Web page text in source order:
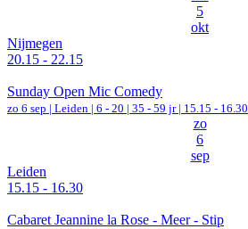
5
okt
Nijmegen
20.15 - 22.15
Sunday Open Mic Comedy
zo 6 sep | Leiden | 6 - 20 | 35 - 59 jr | 15.15 - 16.30
zo
6
sep
Leiden
15.15 - 16.30
Cabaret Jeannine la Rose - Meer - Stip